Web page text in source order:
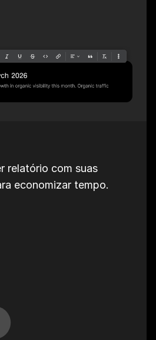
relatório com suas
economizar tempo.